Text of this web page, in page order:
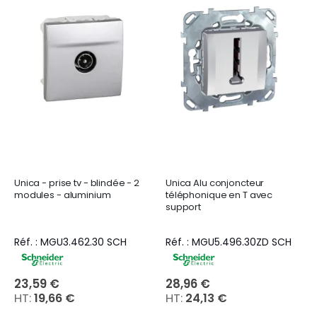
Unica - prise tv - blindée - 2
modules - aluminium
Réf. : MGU3.462.30 SCH
23,59 €
19,66 €
Unica Alu conjoncteur
téléphonique en T avec
support
Réf. : MGU5.496.30ZD SCH
28,96 €
24,13 €